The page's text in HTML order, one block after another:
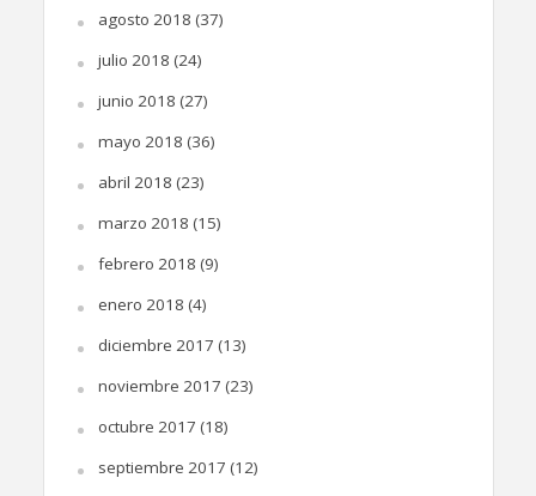
agosto 2018 (37)
julio 2018 (24)
junio 2018 (27)
mayo 2018 (36)
abril 2018 (23)
marzo 2018 (15)
febrero 2018 (9)
enero 2018 (4)
diciembre 2017 (13)
noviembre 2017 (23)
octubre 2017 (18)
septiembre 2017 (12)